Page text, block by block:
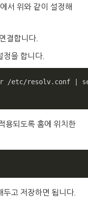
서 위와 같이 설정해
결합니다.
정을 합니다.
/etc/resolv.conf
용되도록 홈에 위치한
고 저장하면 됩니다.